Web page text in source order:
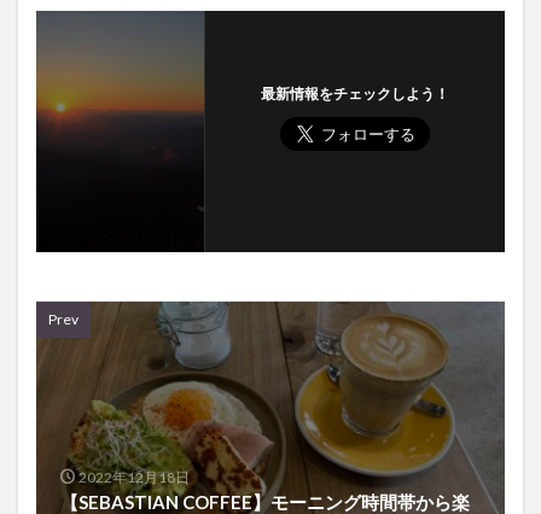
最新情報をチェックしよう！
Prev
2022年12月18日
【SEBASTIAN COFFEE】モーニング時間帯から楽